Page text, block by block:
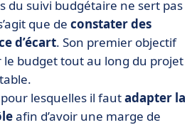
du suivi budgétaire ne sert pas
que de constater des
d’écart. Son premier objectif
le budget tout au long du projet
pour lesquelles il fautadapter la
afin d’avoir une marge de